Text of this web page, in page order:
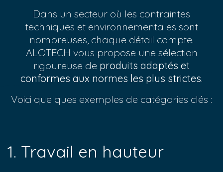
Dans un secteur où les contraintes
techniques et environnementales sont
nombreuses, chaque détail compte.
ALOTECH vous propose une sélection
rigoureuse de produits adaptés et
conformes aux normes les plus strictes.
Voici quelques exemples de catégories clés :
1. Travail en hauteur